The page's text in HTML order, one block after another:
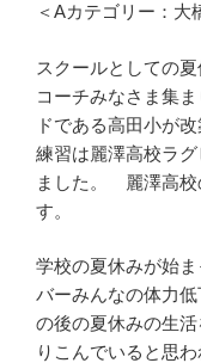
＜Aカテゴリー：大
スクールとしての
コーチみなさま集
ドである高田小が
練習は麗澤高校ラ
ました。 麗澤高校
す。
学校の夏休みが始
バーみんなの体力
の後の夏休みの生
りこんでいると思